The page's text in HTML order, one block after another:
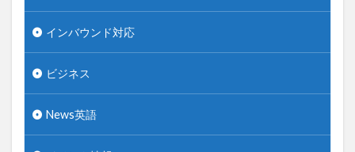
インバウンド対応
ビジネス
News英語